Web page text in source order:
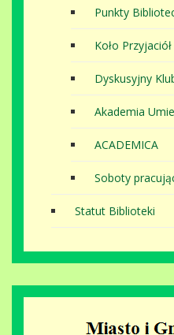
Punkty
Koło
Dyskusyjny
Akademia
ACADEMICA
Soboty
Statut Biblioteki